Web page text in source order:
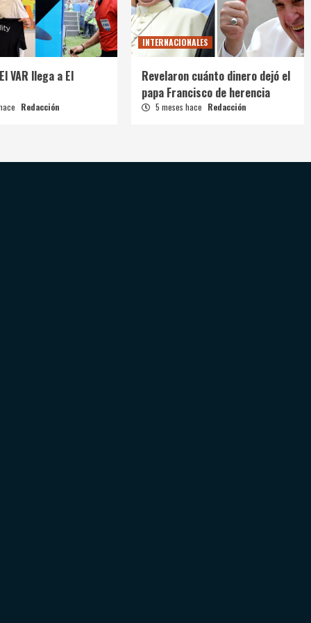
VAR llega a El
Redacción
INTERNACIONALES
Revelaron cuánto dinero dejó el
papa Francisco de herencia
5 meses hace Redacción